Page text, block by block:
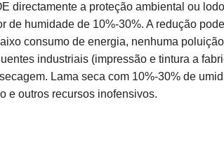
directamente a proteção ambiental ou
de humidade de 10%-30%. A redução
consumo de energia, nenhuma
industriais (impressão e tintura a
Lama seca com 10%-30% de
e outros recursos inofensivos.